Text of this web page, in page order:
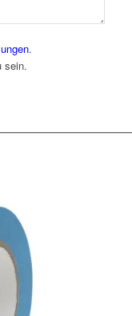
.
sein.